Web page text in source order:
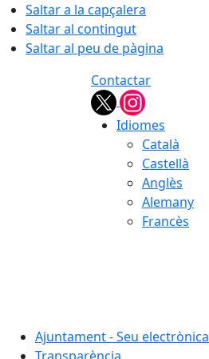
Saltar a la capçalera
Saltar al contingut
Saltar al peu de pàgina
Contactar
Idiomes
Català
Castellà
Anglès
Alemany
Francès
Ajuntament - Seu electrònica